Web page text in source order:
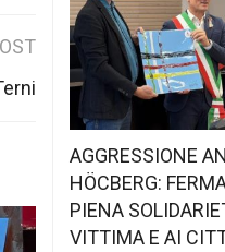
AGGRESSIONE
HÖCBERG:
PIENA
VITTIMA E AI